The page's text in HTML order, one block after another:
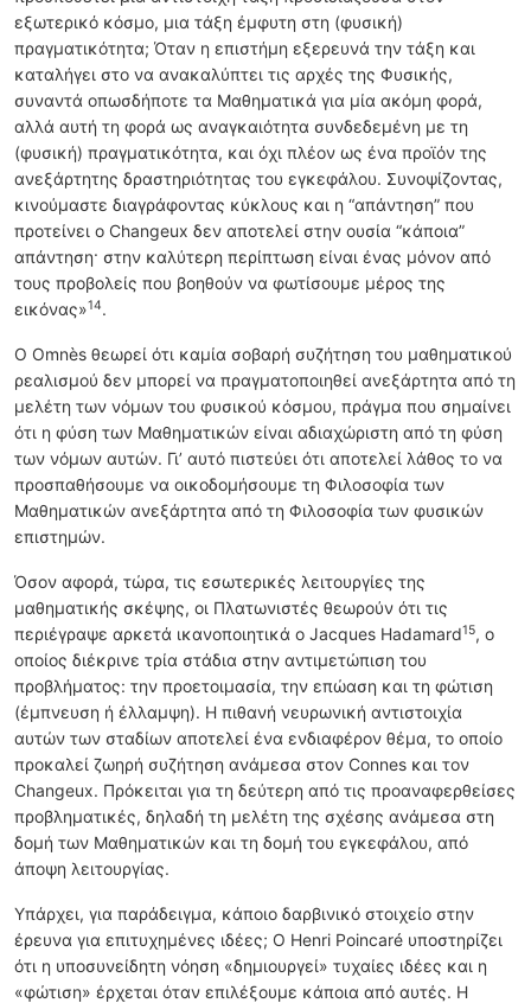
εξωτερικό κόσμο, μια τάξη έμφυτη στη (φυσική)
πραγματικότητα; Όταν η επιστήμη εξερευνά την τάξη και
καταλήγει στο να ανακαλύπτει τις αρχές της Φυσικής,
συναντά οπωσδήποτε τα Μαθηματικά για μία ακόμη φορά,
αλλά αυτή τη φορά ως αναγκαιότητα συνδεδεμένη με τη
(φυσική) πραγματικότητα, και όχι πλέον ως ένα προϊόν της
ανεξάρτητης δραστηριότητας του εγκεφάλου. Συνοψίζοντας,
κινούμαστε διαγράφοντας κύκλους και η “απάντηση” που
προτείνει ο Changeux δεν αποτελεί στην ουσία “κάποια”
απάντηση· στην καλύτερη περίπτωση είναι ένας μόνον από
τους προβολείς που βοηθούν να φωτίσουμε μέρος της
εικόνας»14.
Ο Omnès θεωρεί ότι καμία σοβαρή συζήτηση του μαθηματικού
ρεαλισμού δεν μπορεί να πραγματοποιηθεί ανεξάρτητα από τη
μελέτη των νόμων του φυσικού κόσμου, πράγμα που σημαίνει
ότι η φύση των Μαθηματικών είναι αδιαχώριστη από τη φύση
των νόμων αυτών. Γι’ αυτό πιστεύει ότι αποτελεί λάθος το να
προσπαθήσουμε να οικοδομήσουμε τη Φιλοσοφία των
Μαθηματικών ανεξάρτητα από τη Φιλοσοφία των φυσικών
επιστημών.
Όσον αφορά, τώρα, τις εσωτερικές λειτουργίες της
μαθηματικής σκέψης, οι Πλατωνιστές θεωρούν ότι τις
περιέγραψε αρκετά ικανοποιητικά ο Jacques Hadamard15, ο
οποίος διέκρινε τρία στάδια στην αντιμετώπιση του
προβλήματος: την προετοιμασία, την επώαση και τη φώτιση
(έμπνευση ή έλλαμψη). Η πιθανή νευρωνική αντιστοιχία
αυτών των σταδίων αποτελεί ένα ενδιαφέρον θέμα, το οποίο
προκαλεί ζωηρή συζήτηση ανάμεσα στον Connes και τον
Changeux. Πρόκειται για τη δεύτερη από τις προαναφερθείσες
προβληματικές, δηλαδή τη μελέτη της σχέσης ανάμεσα στη
δομή των Μαθηματικών και τη δομή του εγκεφάλου, από
άποψη λειτουργίας.
Υπάρχει, για παράδειγμα, κάποιο δαρβινικό στοιχείο στην
έρευνα για επιτυχημένες ιδέες; Ο Henri Poincaré υποστηρίζει
ότι η υποσυνείδητη νόηση «δημιουργεί» τυχαίες ιδέες και η
«φώτιση» έρχεται όταν επιλέξουμε κάποια από αυτές. Η